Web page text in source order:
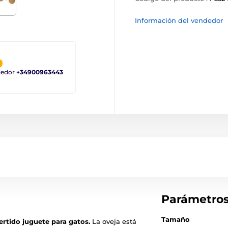
+34900963443
Información del vendedor
juguete para gatos. La oveja está
Tamaño